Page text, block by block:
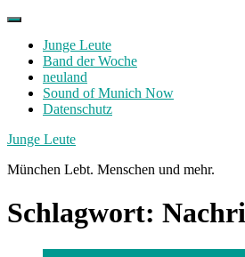
Skip
contentJunge Leute
Band der Woche
neuland
Sound of Munich Now
Datenschutz
Facebook
Twitter
Instagram
Junge Leute
München Lebt. Menschen und mehr.
Schlagwort: